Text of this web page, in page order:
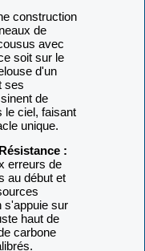
construction
de
avec
soit sur le
d'un
ses
de
le ciel, faisant
unique.
:
erreurs de
au début et
s'appuie sur
haut de
carbone